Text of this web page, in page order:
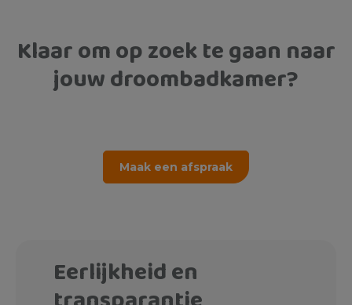
Klaar om op zoek te gaan naar
jouw droombadkamer?
Maak een afspraak
Eerlijkheid en